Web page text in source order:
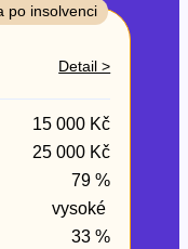
po insolvenci
Detail >
15 000 Kč
25 000 Kč
79 %
vysoké
33 %